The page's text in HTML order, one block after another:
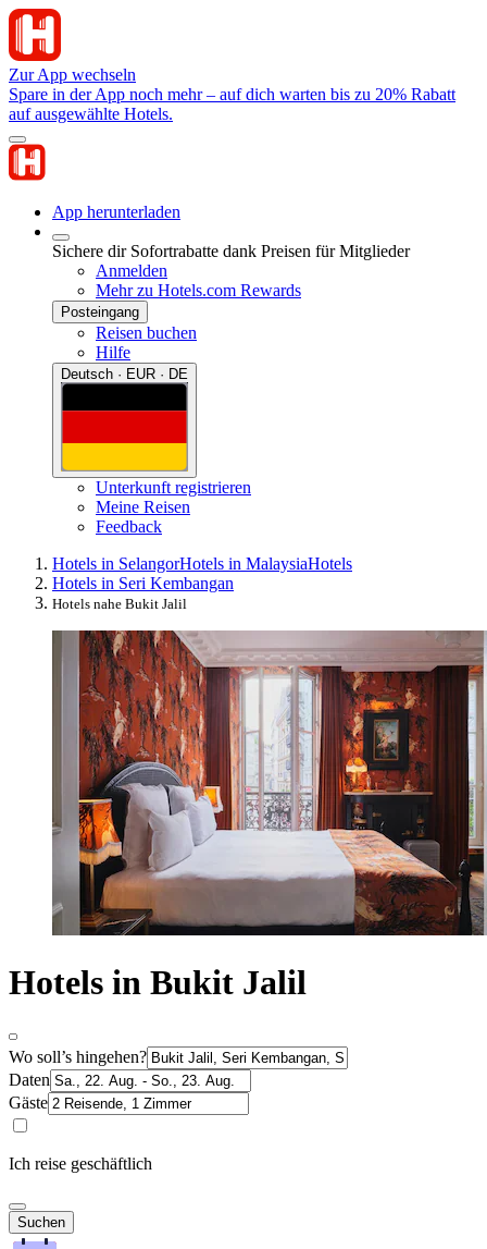
Zur App wechseln
Spare in der App noch mehr – auf dich warten bis zu 20% Rabatt
auf ausgewählte Hotels.
App herunterladen
Sichere dir Sofortrabatte dank Preisen für Mitglieder
Anmelden
Mehr zu Hotels.com Rewards
Posteingang
Reisen buchen
Hilfe
Deutsch · EUR · DE
Unterkunft registrieren
Meine Reisen
Feedback
Hotels in SelangorHotels in MalaysiaHotels
Hotels in Seri Kembangan
Hotels nahe Bukit Jalil
Hotels in Bukit Jalil
Wo soll’s hingehen?
Daten
Gäste
Ich reise geschäftlich
Suchen